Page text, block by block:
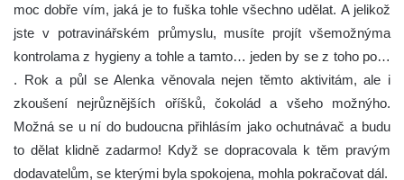
moc dobře vím, jaká je to fuška tohle všechno udělat. A jelikož
jste v potravinářském průmyslu, musíte projít všemožnýma
kontrolama z hygieny a tohle a tamto… jeden by se z toho po…
. Rok a půl se Alenka věnovala nejen těmto aktivitám, ale i
zkoušení nejrůznějších oříšků, čokolád a všeho možnýho.
Možná se u ní do budoucna přihlásím jako ochutnávač a budu
to dělat klidně zadarmo! Když se dopracovala k těm pravým
dodavatelům, se kterými byla spokojena, mohla pokračovat dál.